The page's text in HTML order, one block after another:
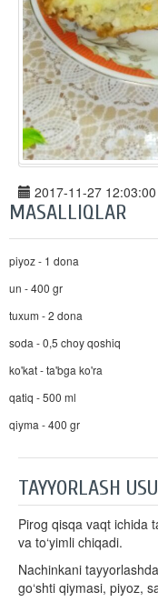
2017-11-27 12:03:00
MASALLIQLAR
piyoz - 1 dona
un - 400 gr
tuxum - 2 dona
soda - 0,5 choy qoshiq
ko'kat - ta'bga ko'ra
qatiq - 500 ml
qiyma - 400 gr
TAYYORLASH
Pirog qisqa vaqt ichida
va to‘yimli chiqadi.
Nachinkani
go‘shti qiymasi, piyoz,